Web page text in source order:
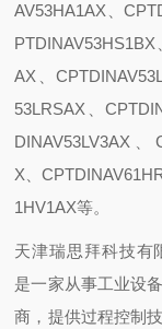
AV53HA1AX、
AX、
53LRSAX、
DINAV53LV3AX、
X、
1HV1AX等。
天津瑞思拜科技有
是一家从事工业设
商，提供过程控制